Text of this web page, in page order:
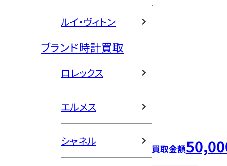
ルイ・ヴィトン
ブランド時計買取
ロレックス
エルメス
シャネル
買取金額